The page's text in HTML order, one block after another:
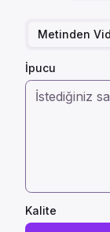
Metinden
İpucu
Kalite